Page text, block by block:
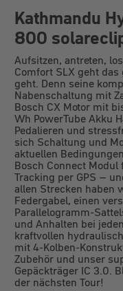
Kathmandu
800
Aufsitzen, antreten,
Comfort SLX geht
geht. Denn seine
Nabenschaltung mit
Bosch CX Motor mit
Wh PowerTube Akku
Pedalieren und
sich Schaltung und
aktuellen
Bosch Connect
Tracking per GPS –
allen Strecken haben
Federgabel, einen
Parallelogramm-
und Anhalten bei
kraftvollen
mit 4-Kolben-
Zubehör und unser
Gepäckträger IC 3.0.
der nächsten Tour!